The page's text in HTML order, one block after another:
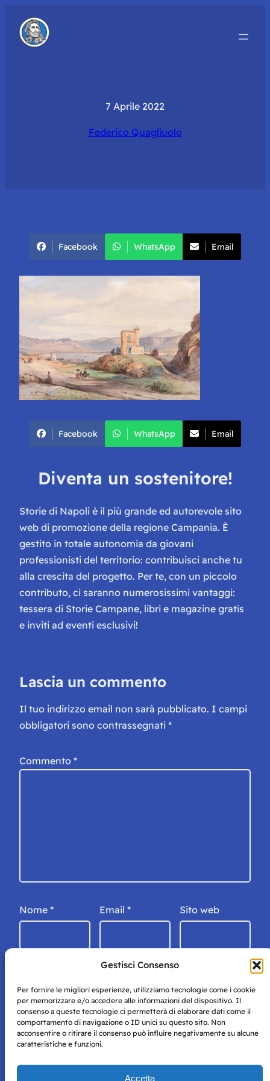
Gestisci Consenso
Per fornire le migliori esperienze, utilizziamo tecnologie come i cookie
per memorizzare e/o accedere alle informazioni del dispositivo. Il
consenso a queste tecnologie ci permetterà di elaborare dati come il
comportamento di navigazione o ID unici su questo sito. Non
acconsentire o ritirare il consenso può influire negativamente su alcune
caratteristiche e funzioni.
Accetta
7 Aprile 2022
Federico Quagliuolo
Facebook WhatsApp Email
Facebook WhatsApp Email
Diventa un sostenitore!
Storie di Napoli è il più grande ed autorevole sito
web di promozione della regione Campania. È
gestito in totale autonomia da giovani
professionisti del territorio: contribuisci anche tu
alla crescita del progetto. Per te, con un piccolo
contributo, ci saranno numerosissimi vantaggi:
tessera di Storie Campane, libri e magazine gratis
e inviti ad eventi esclusivi!
Lascia un commento
Il tuo indirizzo email non sarà pubblicato. I campi
obbligatori sono contrassegnati *
Commento *
Nome * Email * Sito web
Storie di Napoli è una testata registrata presso il tribunale di